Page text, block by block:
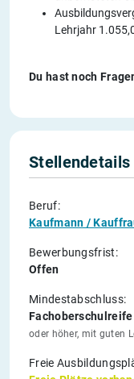
Lehrjahr
Du hast noch
Stellendetails
Beruf:
Kaufmann /
Bewerbungsfrist:
Offen
Mindestabschluss:
Fachoberschulreife
oder höher, mit guten
Freie